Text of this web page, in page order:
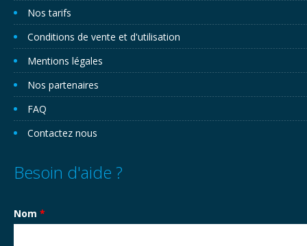
Nos tarifs
Conditions de vente et d'utilisation
Mentions légales
Nos partenaires
FAQ
Contactez nous
Besoin d'aide ?
Nom *